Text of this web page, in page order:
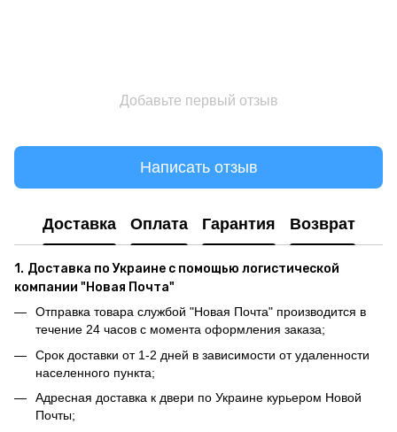
Добавьте первый отзыв
Написать отзыв
Доставка Оплата Гарантия Возврат
1. Доставка по Украине с помощью логистической
компании "Новая Почта"
Отправка товара службой "Новая Почта" производится в
течение 24 часов с момента оформления заказа;
Срок доставки от 1-2 дней в зависимости от удаленности
населенного пункта;
Адресная доставка к двери по Украине курьером Новой
Почты;